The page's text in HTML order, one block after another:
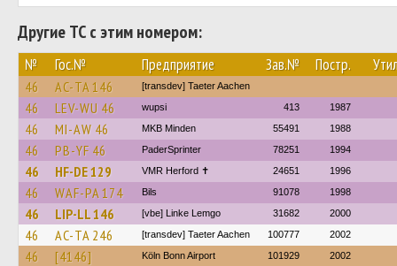
Другие ТС с этим номером:
№ Гос.№ Предприятие Зав.№ Постр.
46 AC-TA 146 [transdev] Taeter Aachen
46 LEV-WU 46 wupsi 413 1987
46 MI-AW 46 MKB Minden 55491 1988
46 PB-YF 46 PaderSprinter 78251 1994
46 HF-DE 129 VMR Herford ✝ 24651 1996
46 WAF-PA 174 Bils 91078 1998
46 LIP-LL 146 [vbe] Linke Lemgo 31682 2000
46 AC-TA 246 [transdev] Taeter Aachen 100777 2002
46 [4146] Köln Bonn Airport 101929 2002